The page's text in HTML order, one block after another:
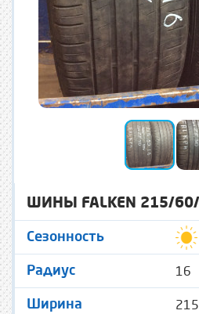
ШИНЫ FALKEN 215/
Сезонность
Радиус 16
Ширина 215